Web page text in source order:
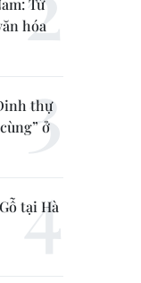
Từ
hóa
thự
ở
tại Hà